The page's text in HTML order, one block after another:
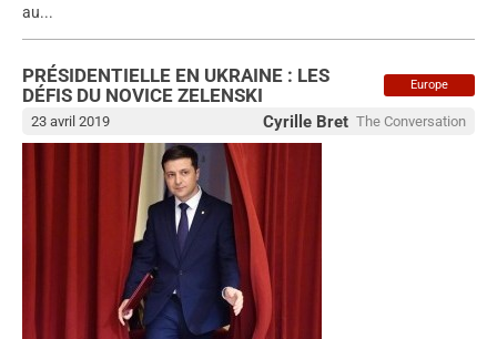
au...
Europe
PRÉSIDENTIELLE EN UKRAINE : LES
DÉFIS DU NOVICE ZELENSKI
Cyrille Bret The Conversation
23 avril 2019